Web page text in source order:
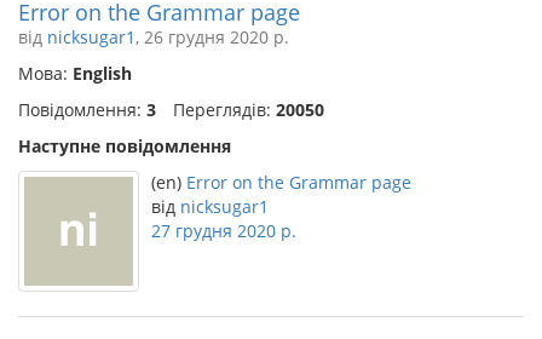
Error on the Grammar page
від nicksugar1 , 26 грудня 2020 р.
Мова: English
Повідомлення: 3 Переглядів: 20050
Наступне повідомлення
(en) Error on the Grammar page
від nicksugar1
27 грудня 2020 р.